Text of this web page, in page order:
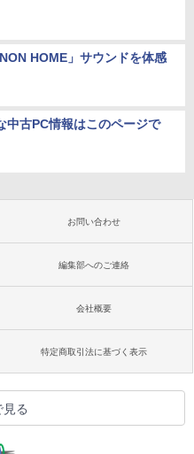
HOME」サウンドを体感
中古PC情報はこのページで
お問い合わせ
編集部へのご連絡
会社概要
特定商取引法に基づく表示
見る